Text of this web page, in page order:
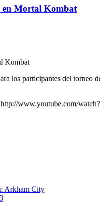
Mortal Kombat
los participantes del
www.youtube.com/
Arkham City